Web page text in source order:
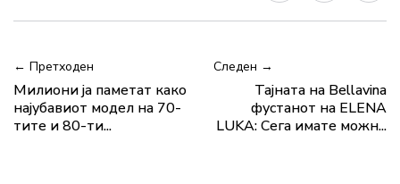
← Претходен
Милиони ја паметат како
најубавиот модел на 70-
тите и 80-ти...
Следен →
Тајната на Bellavina
фустанот на ELENA
LUKA: Сега имате можн...